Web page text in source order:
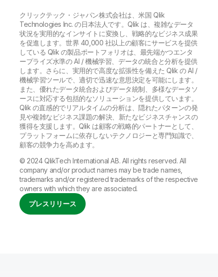
クリックテック・ジャパン株式会社は、米国 Qlik
Technologies Inc. の日本法人です。Qlik は、複雑なデータ
状況を実用的なインサイトに変換し、戦略的なビジネス成果
を促進します。世界 40,000 社以上の顧客にサービスを提供
している Qlik の製品ポートフォリオは、最先端かつエンタ
ープライズ水準の AI / 機械学習、データの統合と分析を提供
します。さらに、実用的で高度な拡張性を備えた Qlik の AI /
機械学習ツールで、適切で迅速な意思決定を可能にします。
また、優れたデータ統合およびデータ統制、多様なデータソ
ースに対応する包括的なソリューションを提供しています。
Qlik の直感的でリアルタイムの分析は、隠れたパターンの発
見や複雑なビジネス課題の解決、新たなビジネスチャンスの
獲得を支援します。Qlik は顧客の戦略的パートナーとして、
プラットフォームに依存しないテクノロジーと専門知識で、
顧客の競争力を高めます。
© 2024 QlikTech International AB. All rights reserved. All
company and/or product names may be trade names,
trademarks and/or registered trademarks of the respective
owners with which they are associated.
プレスリリース